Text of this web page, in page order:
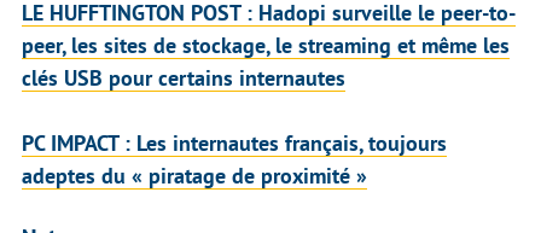
LE HUFFTINGTON POST: Hadopi surveille le peer-to-
peer, les sites de stockage, le streaming et même les
clés USB pour certains internautes
PC IMPACT: Les internautes français, toujours
adeptes du « piratage de proximité »